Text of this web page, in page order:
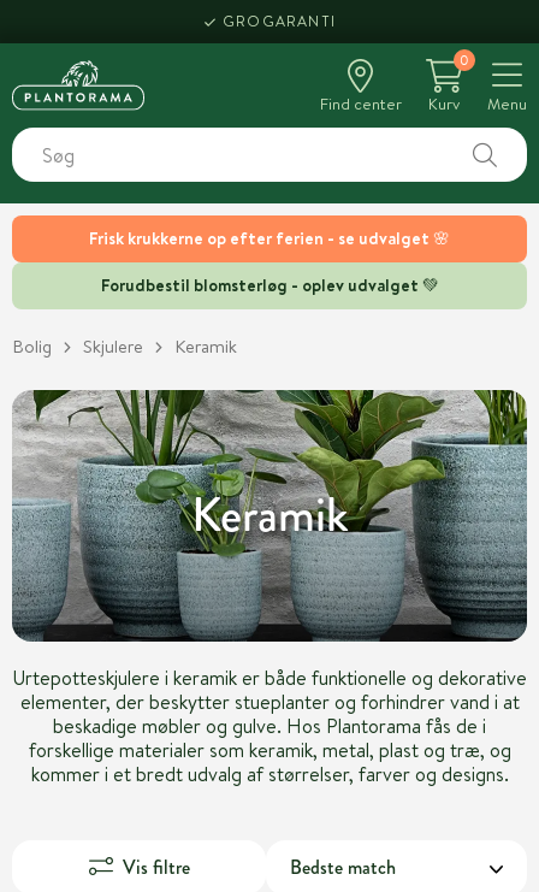
Frisk krukkerne op efter ferien - se udvalget 🌸
Forudbestil blomsterløg - oplev udvalget 💚
GROGARANTI
Find center
0
Kurv
Menu
Bolig Skjulere Keramik
Keramik
Urtepotteskjulere i keramik er både funktionelle og dekorative
elementer, der beskytter stueplanter og forhindrer vand i at
beskadige møbler og gulve. Hos Plantorama fås de i
forskellige materialer som keramik, metal, plast og træ, og
kommer i et bredt udvalg af størrelser, farver og designs.
Vis filtre